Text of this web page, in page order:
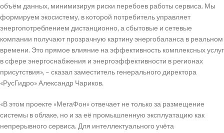
объём данных, минимизируя риски перебоев работы сервиса. Мы
формируем экосистему, в которой потребитель управляет
энергопотреблением дистанционно, а сбытовые и сетевые
компании получают прозрачную картину энергобаланса в реальном
времени. Это прямое влияние на эффективность комплексных услуг
в сфере энергоснабжения и энергоэффективности в регионах
присутствия», – сказал заместитель генерального директора
«РусГидро» Александр Чариков.
«В этом проекте «МегаФон» отвечает не только за размещение
системы в облаке, но и за её промышленную эксплуатацию как
непрерывного сервиса. Для интеллектуального учёта